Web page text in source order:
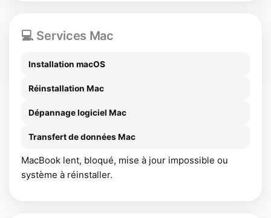
💻 Services Mac
Installation macOS
Réinstallation Mac
Dépannage logiciel Mac
Transfert de données Mac
MacBook lent, bloqué, mise à jour impossible ou
système à réinstaller.